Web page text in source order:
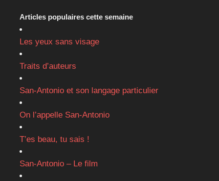
Articles populaires cette semaine
Les yeux sans visage
Traits d’auteurs
San-Antonio et son langage particulier
On l’appelle San-Antonio
T’es beau, tu sais !
San-Antonio – Le film